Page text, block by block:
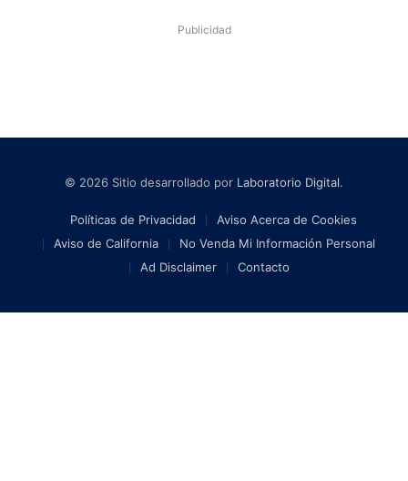
Publicidad
© 2026 Sitio desarrollado por Laboratorio Digital.
Políticas de Privacidad
Aviso Acerca de Cookies
Aviso de California
No Venda Mi Información Personal
Ad Disclaimer
Contacto